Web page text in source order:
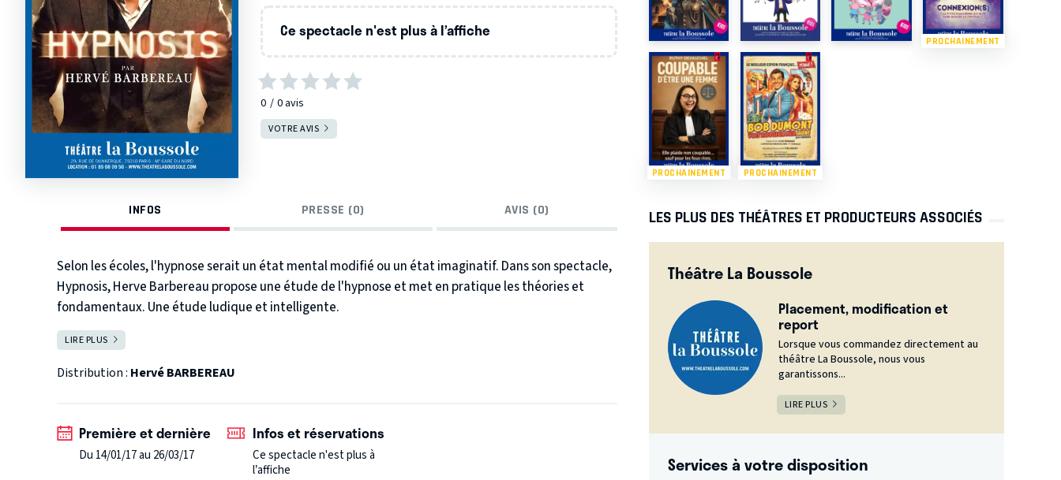
Ce spectacle n'est plus à l’affiche
0 0avis
VOTRE AVIS
INFOS PRESSE (0) AVIS (0)
Selon les écoles, l'hypnose serait un état mental modifié ou un état imaginatif. Dans son spectacle,
Hypnosis, Herve Barbereau propose une étude de l'hypnose et met en pratique les théories et
fondamentaux. Une étude ludique et intelligente.
LIRE PLUS
Distribution : Hervé BARBEREAU
Première et dernière
Du 14/01/17 au 26/03/17
Infos et réservations
Ce spectacle n'est plus à
l’affiche
PROCHAINEMENT
PROCHAINEMENT PROCHAINEMENT
LES PLUS DES THÉÂTRES ET PRODUCTEURS ASSOCIÉS
Théâtre La Boussole
Placement, modification et
report
Lorsque vous commandez directement au
théâtre La Boussole, nous vous
garantissons...
LIRE PLUS
Services à votre disposition